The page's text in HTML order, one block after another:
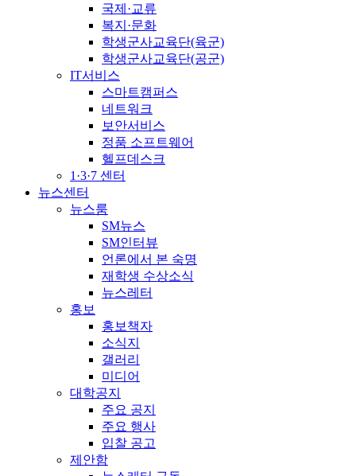
국제·교류
복지·문화
학생군사교육단(육군)
학생군사교육단(공군)
IT서비스
스마트캠퍼스
네트워크
보안서비스
정품 소프트웨어
헬프데스크
1·3·7 센터
뉴스센터
뉴스룸
SM뉴스
SM인터뷰
언론에서 본 숙명
재학생 수상소식
뉴스레터
홍보
홍보책자
소식지
갤러리
미디어
대학공지
주요 공지
주요 행사
입찰 공고
제안함